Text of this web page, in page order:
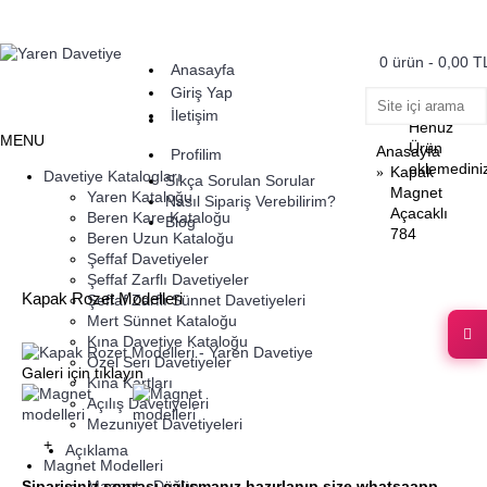
Anasayfa
Giriş Yap
İletişim
0 ürün - 0,00
Sepete
Henüz
Ürün
Profilim
Sıkça Sorulan Sorular
Nasıl Sipariş Verebilirim?
Blog
MENU
Davetiye Katalogları
Yaren Kataloğu
Beren Kare Kataloğu
Beren Uzun Kataloğu
Şeffaf Davetiyeler
Şeffaf Zarflı Davetiyeler
Şeffaf Zarflı Sünnet Davetiyeleri
Mert Sünnet Kataloğu
Kına Davetiye Kataloğu
Özel Seri Davetiyeler
Kına Kartları
Açılış Davetiyeleri
Mezuniyet Davetiyeleri
+
Magnet Modelleri
Anasayfa
Kapak
Magnet
Açacaklı
784
Kapak Rozet Modelleri
Galeri için tıklayın
Açıklama